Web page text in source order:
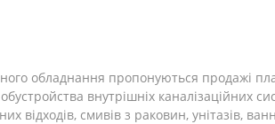
обладнання пропонуються продажі
внутрішніх каналізаційних
відходів, смивів з раковин, унітазів,